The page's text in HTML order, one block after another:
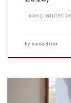
by saoeditor